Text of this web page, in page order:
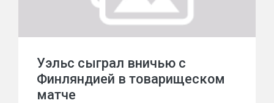
Уэльс сыграл вничью с
Финляндией в товарищеском
матче